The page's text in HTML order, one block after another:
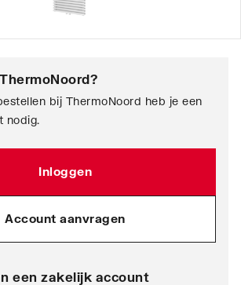
ThermoNoord?
bij ThermoNoord heb je een
nodig.
Inloggen
Account aanvragen
een zakelijk account